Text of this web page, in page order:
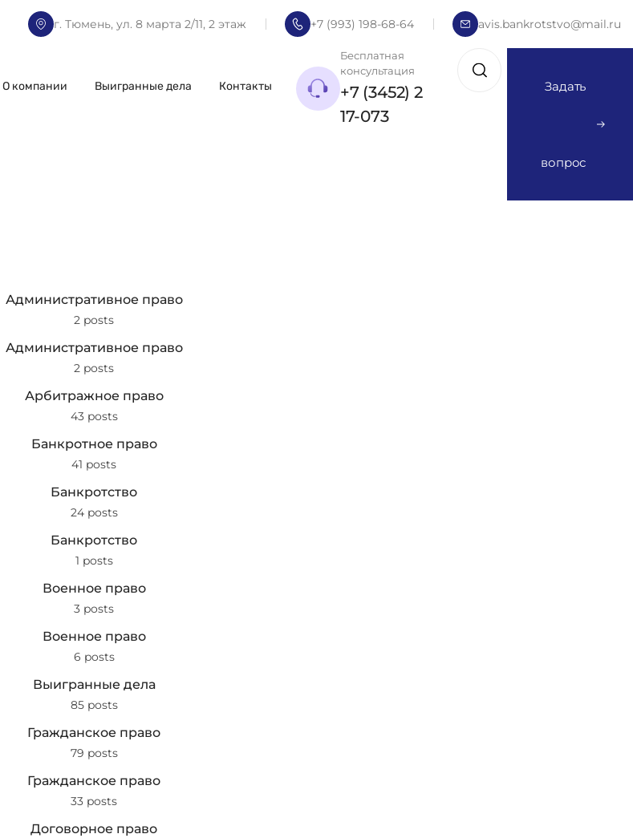
г. Тюмень, ул. 8 марта 2/11, 2 этаж +7 (993) 198-68-64 avis.bankrotstvo@mail.ru
О компании Выигранные дела Контакты
Бесплатная
консультация
+7 (3452) 2
17-073
Задать
вопрос
Административное право
2 posts
Административное право
2 posts
Арбитражное право
43 posts
Банкротное право
41 posts
Банкротство
24 posts
Банкротство
1 posts
Военное право
3 posts
Военное право
6 posts
Выигранные дела
85 posts
Гражданское право
79 posts
Гражданское право
33 posts
Договорное право